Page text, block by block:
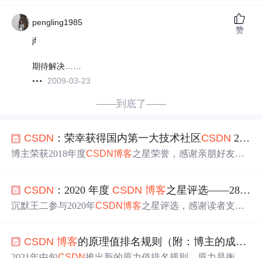
pengling1985
jf
期待解决……
2009-03-23
赞
——到底了——
CSDN ：荣幸获得国内第一大技术社区 CSDN 2018
博主荣获2018年度CSDN博客之星荣誉，感谢亲朋好友及
开设视频课程。
CSDN ：2020 年度 CSDN 博客之星评选——28 号【沉默王二】，感谢你投上的宝贵一票，感谢！
沉默王二参与2020年CSDN博客之星评选，感谢读者支持
CSDN 博客的原理值排名规则（附：博主的成长历程）